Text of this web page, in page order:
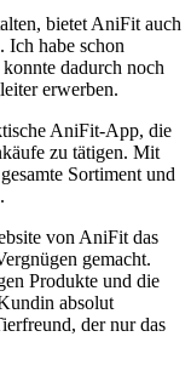
bietet AniFit auch
Ich⁤ habe schon
dadurch noch
erwerben.
AniFit-App, die
zu tätigen. Mit
Sortiment und
von AniFit⁤ das
gemacht.
Produkte und die
absolut
der nur ‍das